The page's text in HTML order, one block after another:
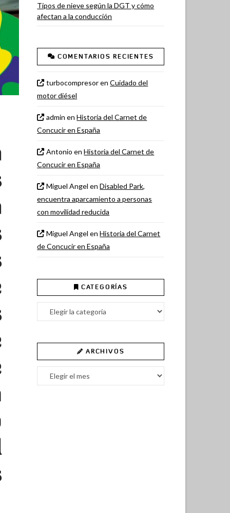
Tipos de nieve según la DGT y cómo
afectan a la conducción
COMENTARIOS RECIENTES
turbocompresorenCuidado del
motor diésel
admin enHistoria del Carnet de
Concucir en España
Antonio enHistoria del Carnet de
Concucir en España
Miguel Angel enDisabled Park,
encuentra aparcamiento a personas
con movilidad reducida
Miguel Angel enHistoria del Carnet
de Concucir en España
CATEGORÍAS
Categorías
ARCHIVOS
Archivos